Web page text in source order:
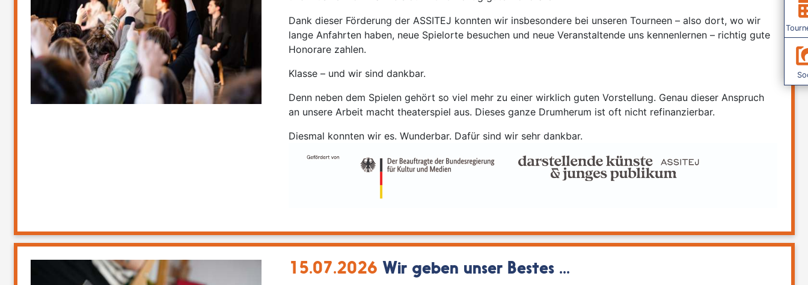
Dank dieser Förderung der ASSITEJ konnten wir insbesondere bei unseren Tourneen – also dort, wo wir
lange Anfahrten haben, neue Spielorte besuchen und neue Veranstaltende uns kennenlernen – richtig gute
Honorare zahlen.
Klasse – und wir sind dankbar.
Denn neben dem Spielen gehört so viel mehr zu einer wirklich guten Vorstellung. Genau dieser Anspruch
an unsere Arbeit macht theaterspiel aus. Dieses ganze Drumherum ist oft nicht refinanzierbar.
Diesmal konnten wir es. Wunderbar. Dafür sind wir sehr dankbar.
15.07.2026 Wir geben unser Bestes ...